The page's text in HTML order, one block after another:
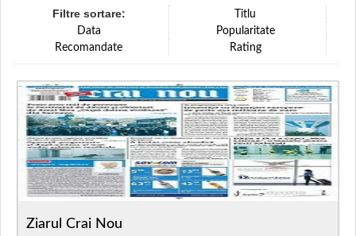
Filtre sortare:
Titlu
Data
Popularitate
Recomandate
Rating
Ziarul Crai Nou